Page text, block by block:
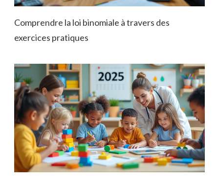
Comprendre la loi binomiale à travers des
exercices pratiques